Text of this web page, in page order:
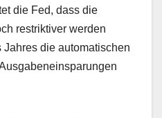
die Fed, dass die
restriktiver werden
die automatischen